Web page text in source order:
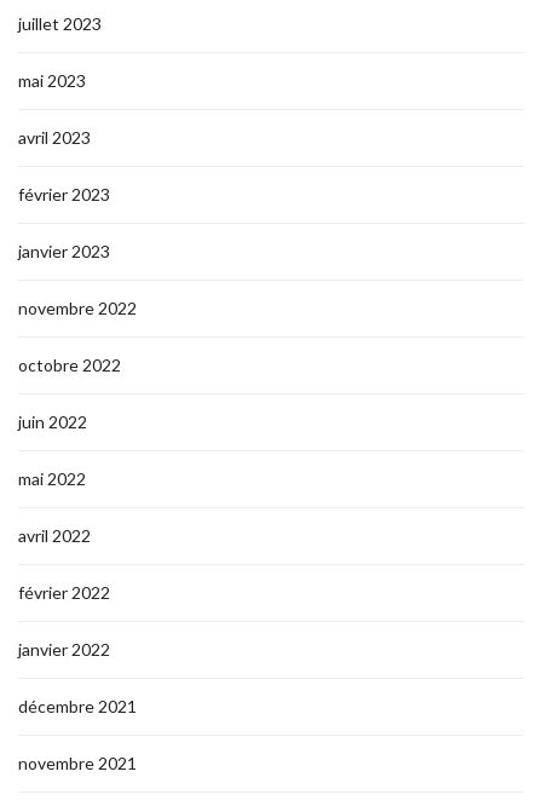
juillet 2023
mai 2023
avril 2023
février 2023
janvier 2023
novembre 2022
octobre 2022
juin 2022
mai 2022
avril 2022
février 2022
janvier 2022
décembre 2021
novembre 2021